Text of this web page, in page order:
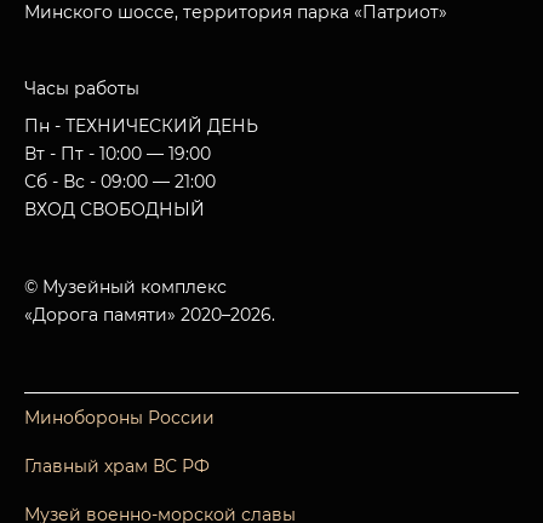
Минского шоссе, территория парка «Патриот»
Часы работы
Пн - ТЕХНИЧЕСКИЙ ДЕНЬ
Вт - Пт - 10:00 — 19:00
Сб - Вс - 09:00 — 21:00
ВХОД СВОБОДНЫЙ
© Музейный комплекс
«Дорога памяти» 2020–2026.
Минобороны России
Главный храм ВС РФ
Музей военно-морской славы